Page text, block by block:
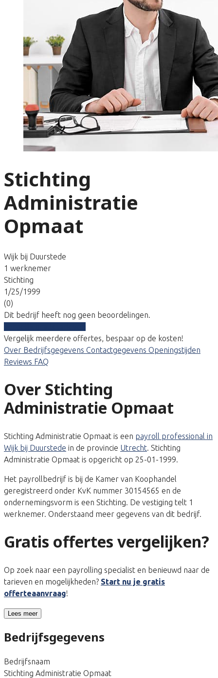
Stichting
Administratie
Opmaat
Wijk bij Duurstede
1 werknemer
Stichting
1/25/1999
(0)
Dit bedrijf heeft nog geen beoordelingen.
Vergelijk meerdere offertes, bespaar op de kosten!
Over Bedrijfsgegevens Contactgegevens Openingstijden
Reviews FAQ
Over Stichting
Administratie Opmaat
Stichting Administratie Opmaat is een payroll professional in
Wijk bij Duurstede in de provincie Utrecht. Stichting
Administratie Opmaat is opgericht op 25-01-1999.
Het payrollbedrijf is bij de Kamer van Koophandel
geregistreerd onder KvK nummer 30154565 en de
ondernemingsvorm is een Stichting. De vestiging telt 1
werknemer. Onderstaand meer gegevens van dit bedrijf.
Gratis offertes vergelijken?
Op zoek naar een payrolling specialist en benieuwd naar de
tarieven en mogelijkheden? Start nu je gratis
offerteaanvraag!
Lees meer
Bedrijfsgegevens
Bedrijfsnaam
Stichting Administratie Opmaat